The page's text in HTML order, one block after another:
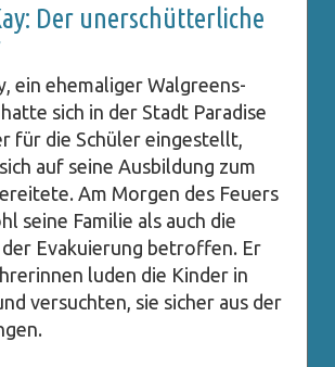
Der unerschütterliche
ein ehemaliger Walgreens-
sich in der Stadt Paradise
für die Schüler eingestellt,
auf seine Ausbildung zum
Am Morgen des Feuers
seine Familie als auch die
Evakuierung betroffen. Er
luden die Kinder in
versuchten, sie sicher aus der